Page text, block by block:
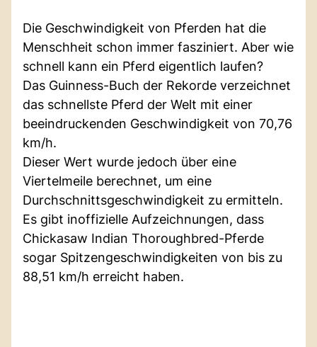
Die Geschwindigkeit von Pferden hat die
Menschheit schon immer fasziniert. Aber wie
schnell kann ein Pferd eigentlich laufen?
Das Guinness-Buch der Rekorde verzeichnet
das schnellste Pferd der Welt mit einer
beeindruckenden Geschwindigkeit von 70,76
km/h.
Dieser Wert wurde jedoch über eine
Viertelmeile berechnet, um eine
Durchschnittsgeschwindigkeit zu ermitteln.
Es gibt inoffizielle Aufzeichnungen, dass
Chickasaw Indian Thoroughbred-Pferde
sogar Spitzengeschwindigkeiten von bis zu
88,51 km/h erreicht haben.